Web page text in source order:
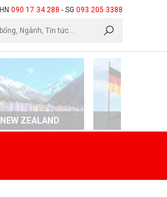
HN 090 17 34 288 - SG 093 205 3388
NEW ZEALAND